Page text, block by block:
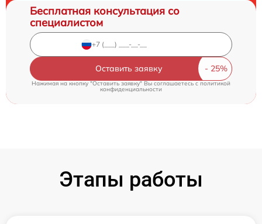
Бесплатная консультация со
специалистом
Оставить заявку
Нажимая на кнопку "Оставить заявку" Вы соглашаетесь cполитикой
конфиденциальности
Этапы работы